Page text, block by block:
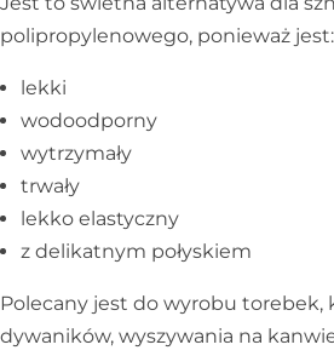
polipropylenowego, ponieważ jest:
lekki
wodoodporny
wytrzymały
trwały
lekko elastyczny
z delikatnym połyskiem
Polecany jest do wyrobu torebek,
dywaników, wyszywania na